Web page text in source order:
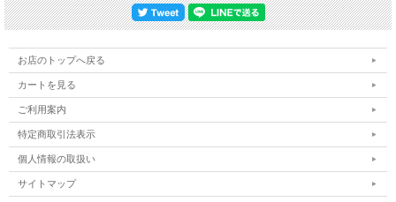
お店のトップへ戻る
カートを見る
ご利用案内
特定商取引法表示
個人情報の取扱い
サイトマップ